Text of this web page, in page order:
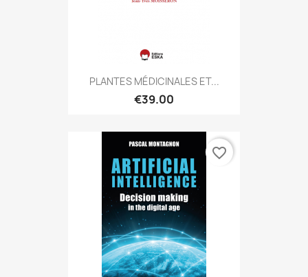
PLANTES MÉDICINALES ET...
€39.00
favorite_border